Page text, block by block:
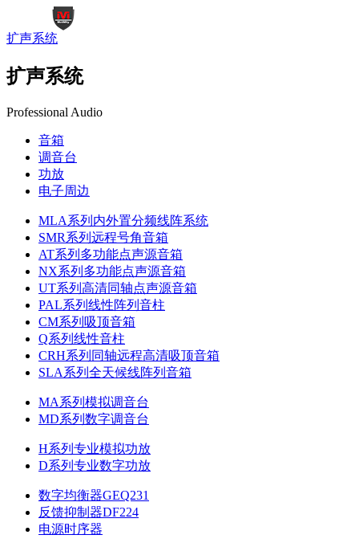
扩声系统
扩声系统
Professional Audio
音箱
调音台
功放
电子周边
MLA系列内外置分频线阵系统
SMR系列远程号角音箱
AT系列多功能点声源音箱
NX系列多功能点声源音箱
UT系列高清同轴点声源音箱
PAL系列线性阵列音柱
CM系列吸顶音箱
Q系列线性音柱
CRH系列同轴远程高清吸顶音箱
SLA系列全天候线阵列音箱
MA系列模拟调音台
MD系列数字调音台
H系列专业模拟功放
D系列专业数字功放
数字均衡器GEQ231
反馈抑制器DF224
电源时序器